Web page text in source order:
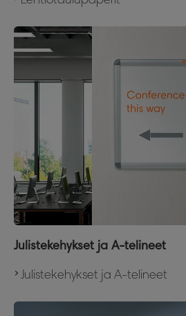
Julistekehykset ja A-telineet
Julistekehykset ja A-telineet